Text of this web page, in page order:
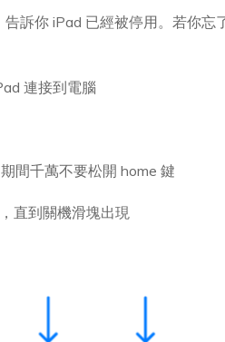
訴你 iPad 已經被停用。若你忘
連接到電腦
間千萬不要松開 home 鍵
直到關機滑塊出現